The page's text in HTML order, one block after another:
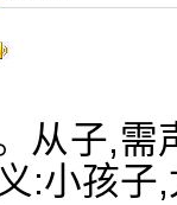
从子,需
:小孩子